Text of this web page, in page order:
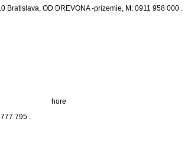
Bratislava, OD DREVONA -prízemie, M: 0911 958 000 .
hore
795 .